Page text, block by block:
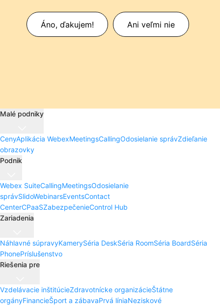
Áno, ďakujem! Ani veľmi nie
Malé podniky
CenyAplikácia WebexMeetingsCallingOdosielanie správZdieľanie
obrazovky
Podnik
Webex SuiteCallingMeetingsOdosielanie
správSlidoWebinarsEventsContact
CenterCPaaSZabezpečenieControl Hub
Zariadenia
Náhlavné súpravyKamerySéria DeskSéria RoomSéria BoardSéria
PhonePríslušenstvo
Riešenia pre
Vzdelávacie inštitúcieZdravotnícke organizácieŠtátne
orgányFinancieŠport a zábavaPrvá líniaNeziskové